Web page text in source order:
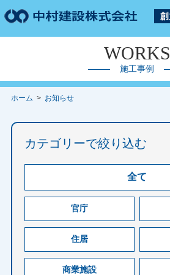
WORKS
施工事例
ホーム > お知らせ
カテゴリーで絞り込む
全て
官庁
住居
商業施設